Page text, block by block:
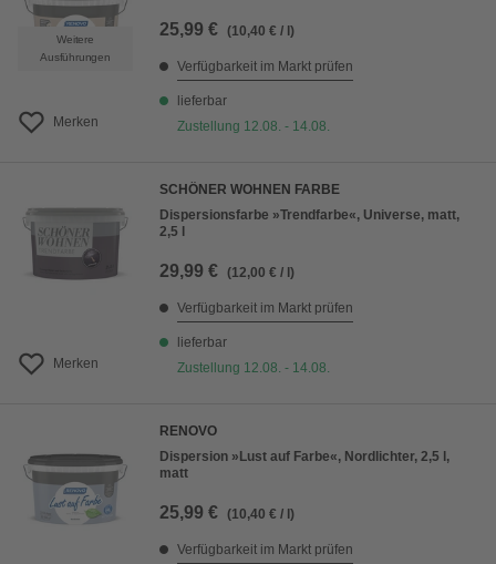
Weitere
Ausführungen
Merken
25,99 € (10,40 € / l)
Verfügbarkeit im Markt prüfen
lieferbar
Zustellung 12.08. - 14.08.
Merken
SCHÖNER WOHNEN FARBE
Dispersionsfarbe »Trendfarbe«, Universe, matt,
2,5 l
29,99 € (12,00 € / l)
Verfügbarkeit im Markt prüfen
lieferbar
Zustellung 12.08. - 14.08.
RENOVO
Dispersion »Lust auf Farbe«, Nordlichter, 2,5 l,
matt
25,99 € (10,40 € / l)
Verfügbarkeit im Markt prüfen